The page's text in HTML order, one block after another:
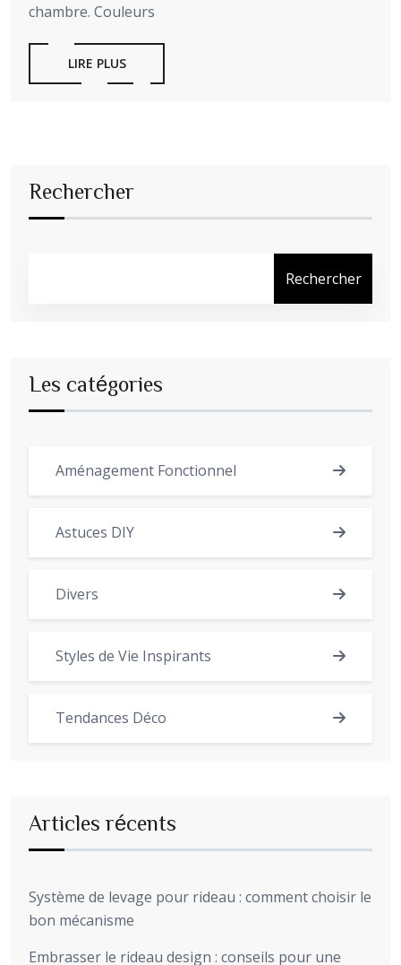
chambre. Couleurs
LIRE PLUS
Rechercher
Rechercher
Les catégories
Aménagement Fonctionnel
Astuces DIY
Divers
Styles de Vie Inspirants
Tendances Déco
Articles récents
Système de levage pour rideau : comment choisir le
bon mécanisme
Embrasser le rideau design : conseils pour une